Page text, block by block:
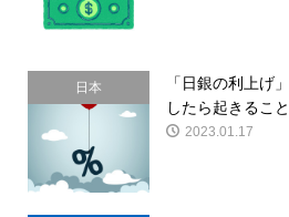
日本
「日銀の利上げ
したら起きること
2023.01.17